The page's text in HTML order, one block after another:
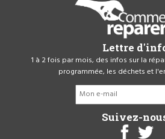
Lettre
1 à 2 fois par mois, des infos sur la
programmée, les déchets et
Suivez-